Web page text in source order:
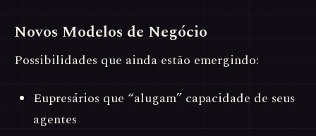
Novos Modelos de Negócio
Possibilidades que ainda estão emergindo:
Eupresários que “alugam” capacidade de seus
agentes